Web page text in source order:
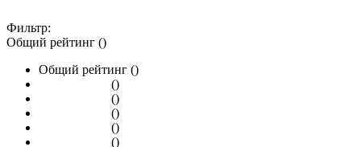
Фильтр:
Общий рейтинг ()
Общий рейтинг ()
()
()
()
()
()